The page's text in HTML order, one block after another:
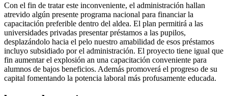
Con el fin de tratar este inconveniente, el administración hallan
atrevido algún presente programa nacional para financiar la
capacitación preferible dentro del aldea. El plan permitirá a las
universidades privadas presentar préstamos a las pupilos,
desplazándolo hacia el pelo nuestro amabilidad de esos préstamos
incluyo subsidiado por el administración. El proyecto tiene igual que
fin aumentar el explosión an una capacitación conveniente para
alumnos de bajos beneficios. Además promoverá el progreso de su
capital fomentando la potencia laboral más profusamente educada.